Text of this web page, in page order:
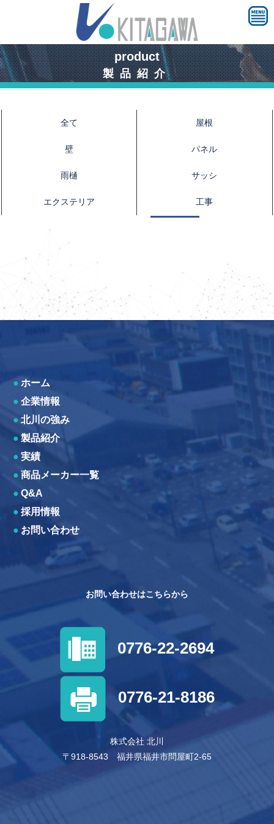
product
製品紹介
全て 屋根
壁 パネル
雨樋 サッシ
エクステリア 工事
● ホーム
● 企業情報
● 北川の強み
● 製品紹介
● 実績
● 商品メーカー一覧
● Q&A
● 採用情報
● お問い合わせ
お問い合わせはこちらから
0776-22-2694
0776-21-8186
株式会社 北川
〒918-8543 福井県福井市問屋町2-65